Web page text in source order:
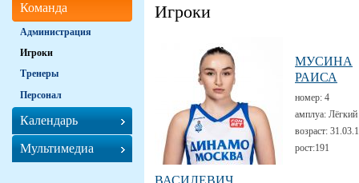
Игроки
ВАСИЛЕВИЧ
МУСИНА
РАИСА
номер: 4
амплуа:
возраст:
рост:191
Команда
Администрация
Игроки
Тренеры
Персонал
Календарь
Мультимедиа